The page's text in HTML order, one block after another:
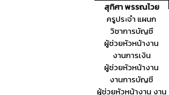
สุทิศา พรรณไวย
ครูประจำ แผนก
วิชาการบัญชี
ผู้ช่วยหัวหน้างาน
งานการเงิน
ผู้ช่วยหัวหน้างาน
งานการบัญชี
ผู้ช่วยหัวหน้างาน งาน